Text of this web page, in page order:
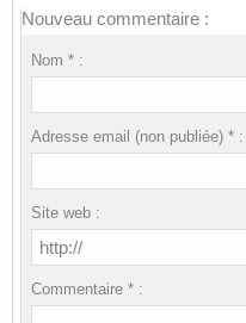
Nouveau commentaire :
Nom * :
Adresse email (non publiée) * :
Site web :
Commentaire * :